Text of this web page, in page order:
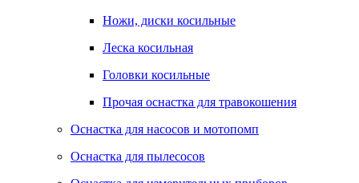
Ножи, диски косильные
Леска косильная
Головки косильные
Прочая оснастка для травокошения
Оснастка для насосов и мотопомп
Оснастка для пылесосов